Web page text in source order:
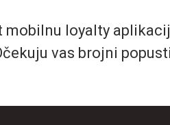
mobilnu loyalty
vas brojni